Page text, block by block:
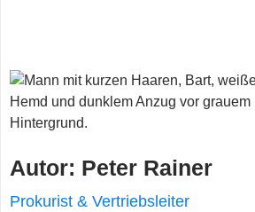
Autor: Peter Rainer
Prokurist & Vertriebsleiter